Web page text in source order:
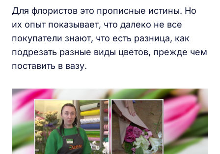
Для флористов это прописные истины. Но
их опыт показывает, что далеко не все
покупатели знают, что есть разница, как
подрезать разные виды цветов, прежде чем
поставить в вазу.